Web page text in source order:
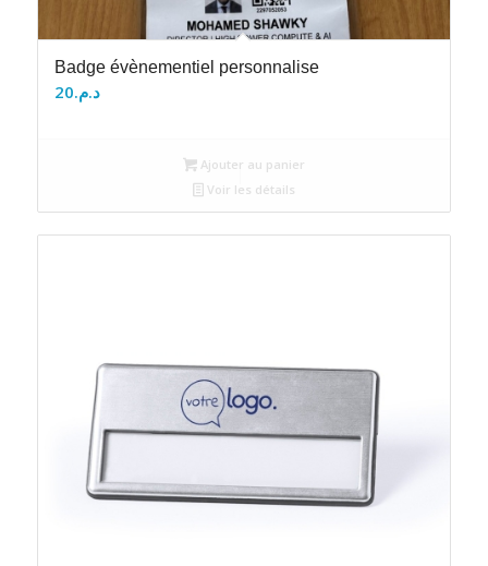
Badge évènementiel personnalise
د.م.20
Ajouter au panier
Voir les détails